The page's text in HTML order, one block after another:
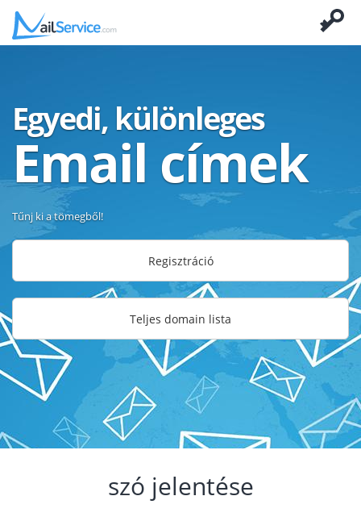
Egyedi, különleges
Email címek
Tűnj ki a tömegből!
Regisztráció
Teljes domain lista
szó jelentése